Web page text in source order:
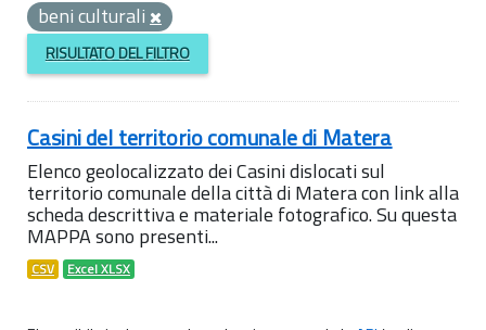
beni culturali
RISULTATO DEL FILTRO
Casini del territorio comunale di Matera
Elenco geolocalizzato dei Casini dislocati sul
territorio comunale della città di Matera con link alla
scheda descrittiva e materiale fotografico. Su questa
MAPPA sono presenti...
CSV Excel XLSX